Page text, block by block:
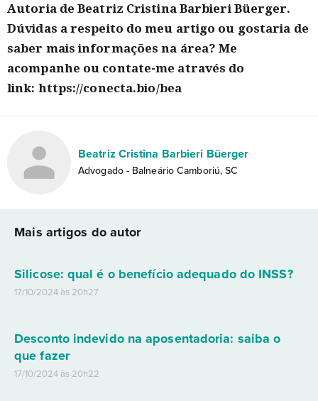
Autoria de Beatriz Cristina Barbieri Büerger.
Dúvidas a respeito do meu artigo ou gostaria de
saber mais informações na área? Me
acompanhe ou contate-me através do
link: https://conecta.bio/bea
Beatriz Cristina Barbieri Büerger
Advogado - Balneário Camboriú, SC
Mais artigos do autor
Silicose: qual é o benefício adequado do INSS?
17/10/2024 às 20h27
Desconto indevido na aposentadoria: saiba o
que fazer
17/10/2024 às 20h22